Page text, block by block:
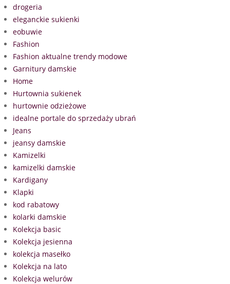
drogeria
eleganckie sukienki
eobuwie
Fashion
Fashion aktualne trendy modowe
Garnitury damskie
Home
Hurtownia sukienek
hurtownie odzieżowe
idealne portale do sprzedaży ubrań
Jeans
jeansy damskie
Kamizelki
kamizelki damskie
Kardigany
Klapki
kod rabatowy
kolarki damskie
Kolekcja basic
Kolekcja jesienna
kolekcja masełko
Kolekcja na lato
Kolekcja welurów